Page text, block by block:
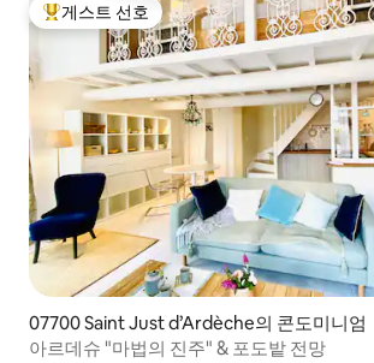
상위 게스트 선호
게스트 선호
07700 Saint Just d’Ardèche의 콘도미니엄
아르데슈 "마법의 진주" & 포도밭 전망